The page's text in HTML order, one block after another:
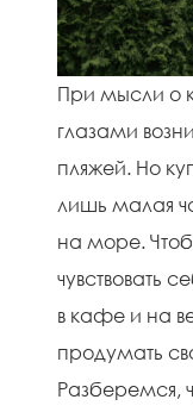
При мысли о
глазами
пляжей. Но
лишь малая
на море.
чувствовать
в кафе и на
продумать
Разберемся,